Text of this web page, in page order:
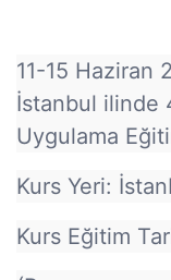
11-15 Haziran
İstanbul ilinde
Uygulama
Kurs Yeri:
Kurs Eğitim